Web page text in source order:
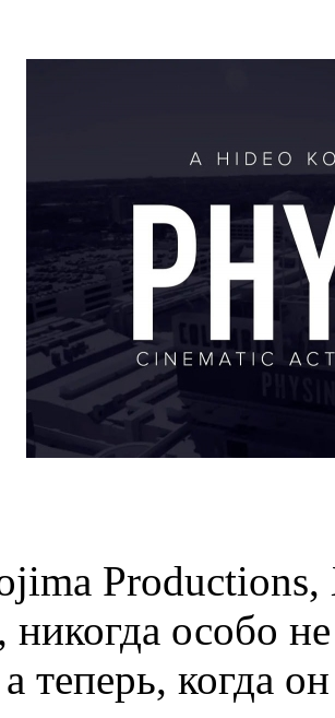
особо
теперь, когда